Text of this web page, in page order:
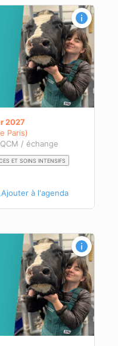
2027
Paris)
/ échange
ET SOINS INTENSIFS
Ajouter à l'agenda